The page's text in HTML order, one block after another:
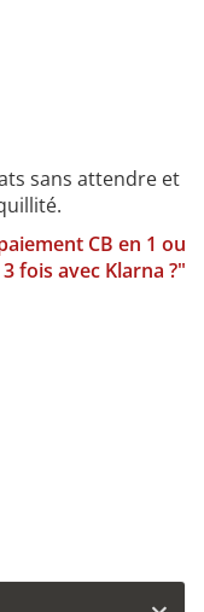
sans attendre et
CB en 1 ou
3 fois avec Klarna ?"